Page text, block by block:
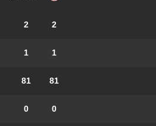
2
2
1
1
81
81
0
0